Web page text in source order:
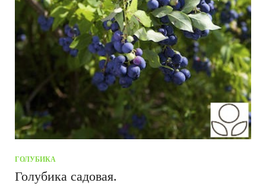
ГОЛУБИКА
Голубика садовая.